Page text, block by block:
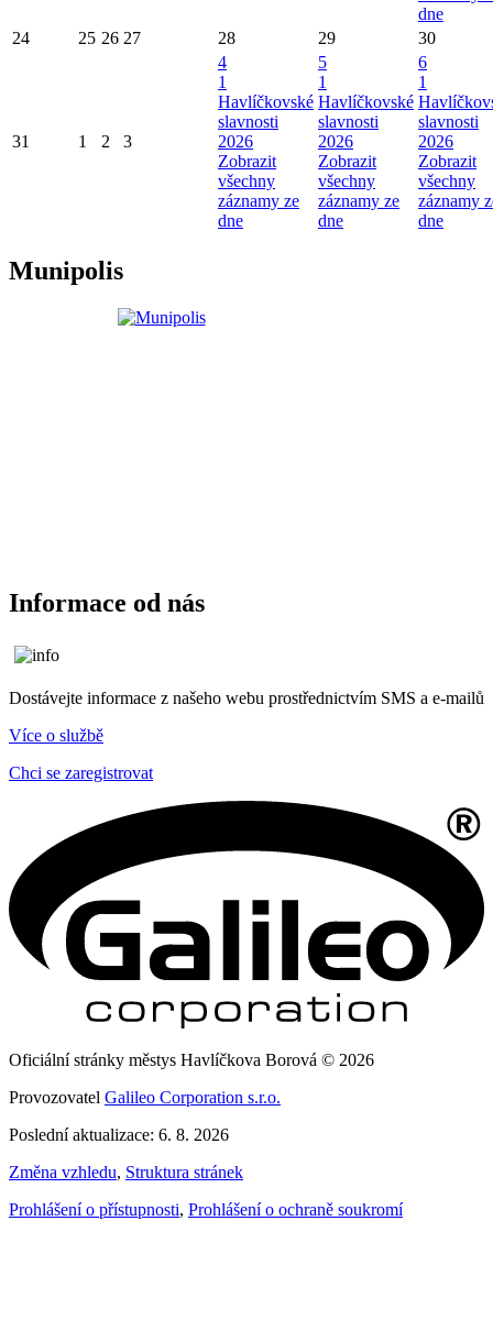
dne
24
25 26 27 28 29 30
31 1 2 3
4
1
Havlíčkovské
slavnosti
2026
Zobrazit
všechny
záznamy ze
dne
5
1
Havlíčkovské
slavnosti
2026
Zobrazit
všechny
záznamy ze
dne
6
1
slavnosti
2026
Zobrazit
všechny
záznamy
dne
Munipolis
Informace od nás
Dostávejte informace z našeho webu prostřednictvím SMS a e-mailů
Více o službě
Chci se zaregistrovat
Oficiální stránky městys Havlíčkova Borová © 2026
Provozovatel Galileo Corporation s.r.o.
Poslední aktualizace: 6. 8. 2026
Změna vzhledu, Struktura stránek
Prohlášení o přístupnosti, Prohlášení o ochraně soukromí